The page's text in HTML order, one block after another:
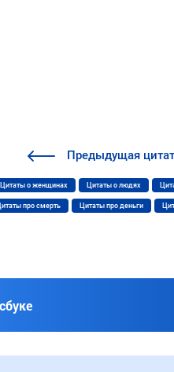
Предыдущая
Цитаты о женщинах Цитаты о людях
про смерть Цитаты про деньги